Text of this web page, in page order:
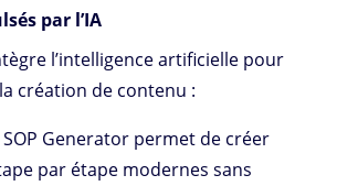
par l’IA
l’intelligence artificielle pour
création de contenu :
SOP Generator permet de créer
par étape modernes sans